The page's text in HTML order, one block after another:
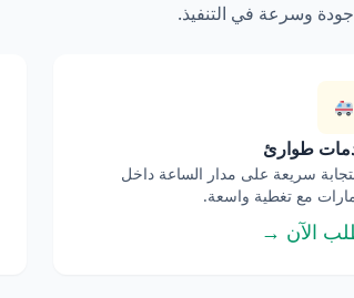
وسرعة في التنفيذ.
طوارئ
سريعة على مدار الساعة داخل
مع تغطية واسعة.
الآن →